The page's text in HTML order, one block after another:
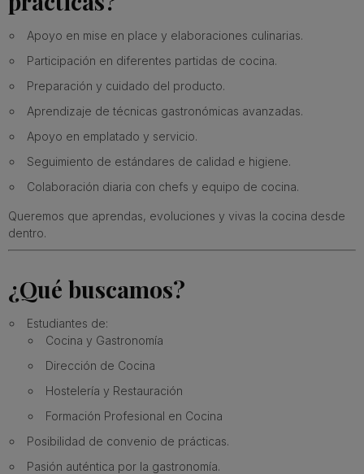
Apoyo en mise en place y elaboraciones culinarias.
Participación en diferentes partidas de cocina.
Preparación y cuidado del producto.
Aprendizaje de técnicas gastronómicas avanzadas.
Apoyo en emplatado y servicio.
Seguimiento de estándares de calidad e higiene.
Colaboración diaria con chefs y equipo de cocina.
Queremos que aprendas, evoluciones y vivas la cocina desde
dentro.
¿Qué buscamos?
Estudiantes de:
Cocina y Gastronomía
Dirección de Cocina
Hostelería y Restauración
Formación Profesional en Cocina
Posibilidad de convenio de prácticas.
Pasión auténtica por la gastronomía.